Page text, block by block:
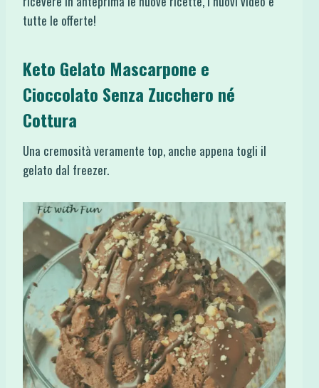
tutte le offerte!
Keto Gelato Mascarpone e
Cioccolato Senza Zucchero né
Cottura
Una cremosità veramente top, anche appena togli il
gelato dal freezer.